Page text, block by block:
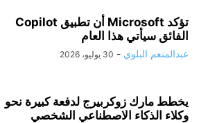
تؤكد Microsoft أن تطبيق Copilot
الفائق سيأتي هذا العام
عبدالمنعم البلوي - 30 يوليو، 2026
يخطط مارك زوكربيرج لدفعة كبيرة نحو
وكلاء الذكاء الاصطناعي الشخصي